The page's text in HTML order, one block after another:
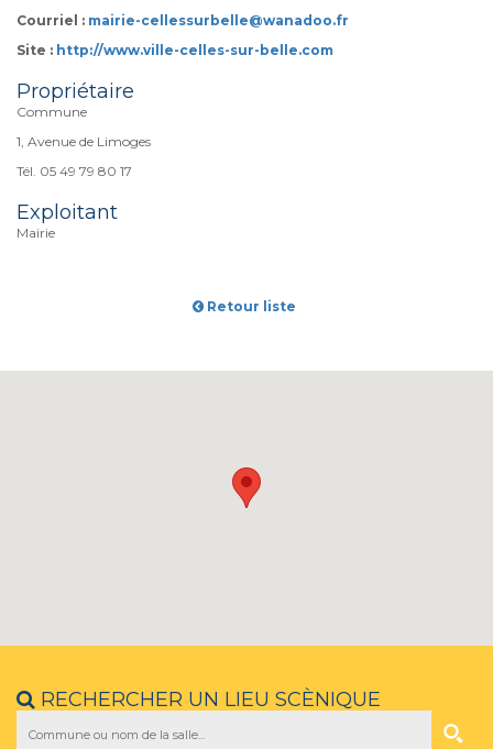
Courriel : mairie-cellessurbelle@wanadoo.fr
Site : http://www.ville-celles-sur-belle.com
Propriétaire
Commune
1, Avenue de Limoges
Tél. 05 49 79 80 17
Exploitant
Mairie
Retour liste
RECHERCHER UN LIEU SCÈNIQUE